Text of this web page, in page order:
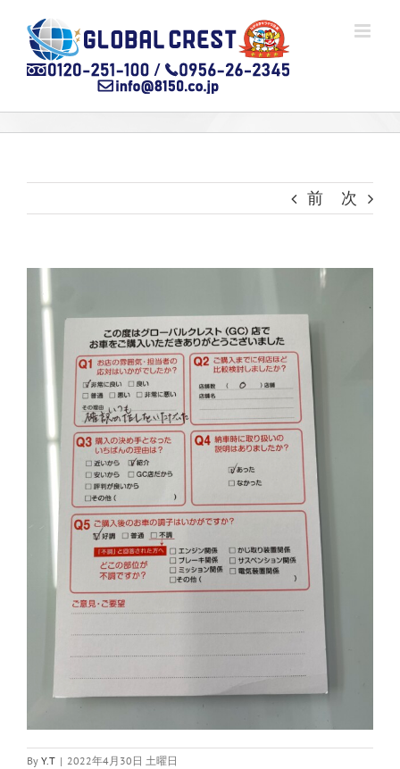
content
前 次
By Y.T | 2022年4月30日 土曜日